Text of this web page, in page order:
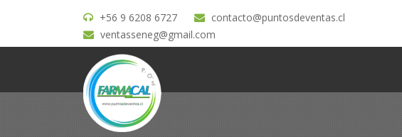
+56 9 6208 6727
contacto@puntosdeventas.cl
ventasseneg@gmail.com